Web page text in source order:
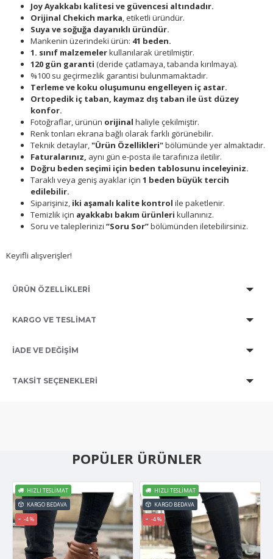
Joy Ayakkabı kalitesi ve güvencesi altındadır.
Orijinal Chekich marka, etiketli üründür.
Suya ve soğuğa dayanıklı üründür.
Mankenin üzerindeki ürün: 41 beden.
1. sınıf malzemelerkullanılarak üretilmiştir.
120 gün garanti (deride çatlamaya, tabanda kırılmaya).
%100 su geçirmezlik garantisi bulunmamaktadır.
Terleme ve koku oluşumunu engelleyen iç astar.
Ortopedik iç taban, kaymaz dış taban ile üst düzey
konfor.
Fotoğraflar, ürünün orijinal haliyle çekilmiştir.
Renk tonları ekrana bağlı olarak farklı görünebilir.
Teknik detaylar,"Ürün Özellikleri"bölümünde yer almaktadır.
Faturalarınız, aynı gün e-posta ile tarafınıza iletilir.
Doğru beden seçimi için beden tablosunu inceleyiniz.
Taraklı veya geniş ayaklar için 1 beden büyük tercih
edilebilir.
Siparişiniz, iki aşamalı kalite kontrol ile paketlenir.
Temizlik için ayakkabı bakım ürünleri kullanınız.
Soru ve taleplerinizi “Soru Sor”bölümünden iletebilirsiniz.
Keyifli alışverişler!
ÜRÜN ÖZELLİKLERİ
KARGO VE TESLİMAT
İADE VE DEĞİŞİM
TAKSIT SEÇENEKLERI
POPÜLER ÜRÜNLER
HIZLI TESLIMAT
KARGO BEDAVA
-4 %
HIZLI TESLIMAT
KARGO BEDAVA
-4 %